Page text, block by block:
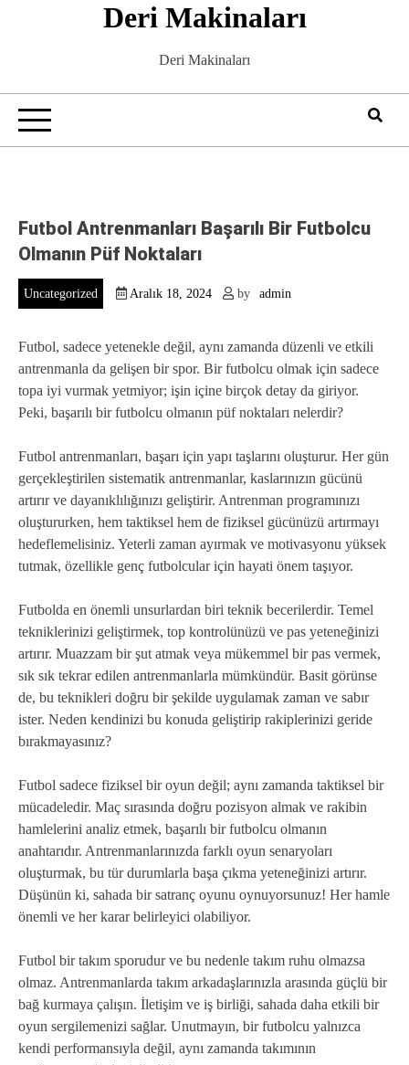
Deri Makinaları
Deri Makinaları
Futbol Antrenmanları Başarılı Bir Futbolcu
Olmanın Püf Noktaları
Uncategorized Aralık 18, 2024 by admin
Futbol, sadece yetenekle değil, aynı zamanda düzenli ve etkili
antrenmanla da gelişen bir spor. Bir futbolcu olmak için sadece
topa iyi vurmak yetmiyor; işin içine birçok detay da giriyor.
Peki, başarılı bir futbolcu olmanın püf noktaları nelerdir?
Futbol antrenmanları, başarı için yapı taşlarını oluşturur. Her gün
gerçekleştirilen sistematik antrenmanlar, kaslarınızın gücünü
artırır ve dayanıklılığınızı geliştirir. Antrenman programınızı
oluştururken, hem taktiksel hem de fiziksel gücünüzü artırmayı
hedeflemelisiniz. Yeterli zaman ayırmak ve motivasyonu yüksek
tutmak, özellikle genç futbolcular için hayati önem taşıyor.
Futbolda en önemli unsurlardan biri teknik becerilerdir. Temel
tekniklerinizi geliştirmek, top kontrolünüzü ve pas yeteneğinizi
artırır. Muazzam bir şut atmak veya mükemmel bir pas vermek,
sık sık tekrar edilen antrenmanlarla mümkündür. Basit görünse
de, bu teknikleri doğru bir şekilde uygulamak zaman ve sabır
ister. Neden kendinizi bu konuda geliştirip rakiplerinizi geride
bırakmayasınız?
Futbol sadece fiziksel bir oyun değil; aynı zamanda taktiksel bir
mücadeledir. Maç sırasında doğru pozisyon almak ve rakibin
hamlelerini analiz etmek, başarılı bir futbolcu olmanın
anahtarıdır. Antrenmanlarınızda farklı oyun senaryoları
oluşturmak, bu tür durumlarla başa çıkma yeteneğinizi artırır.
Düşünün ki, sahada bir satranç oyunu oynuyorsunuz! Her hamle
önemli ve her karar belirleyici olabiliyor.
Futbol bir takım sporudur ve bu nedenle takım ruhu olmazsa
olmaz. Antrenmanlarda takım arkadaşlarınızla arasında güçlü bir
bağ kurmaya çalışın. İletişim ve iş birliği, sahada daha etkili bir
oyun sergilemenizi sağlar. Unutmayın, bir futbolcu yalnızca
kendi performansıyla değil, aynı zamanda takımının